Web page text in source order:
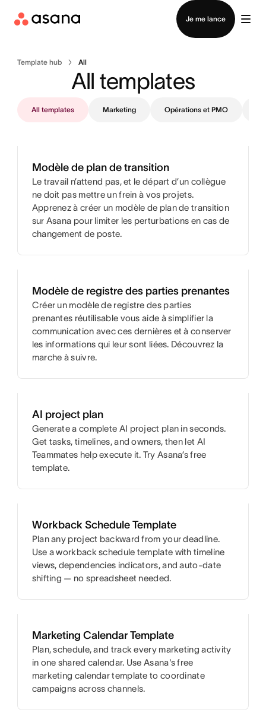
Je me lance
Contacter le service commercial
Template hub All
All templates
All templates Marketing Opérations et PMO
Modèle de plan de transition
Le travail n’attend pas, et le départ d’un collègue
ne doit pas mettre un frein à vos projets.
Apprenez à créer un modèle de plan de transition
sur Asana pour limiter les perturbations en cas de
changement de poste.
Modèle de registre des parties prenantes
Créer un modèle de registre des parties
prenantes réutilisable vous aide à simplifier la
communication avec ces dernières et à conserver
les informations qui leur sont liées. Découvrez la
marche à suivre.
AI project plan
Generate a complete AI project plan in seconds.
Get tasks, timelines, and owners, then let AI
Teammates help execute it. Try Asana’s free
template.
Workback Schedule Template
Plan any project backward from your deadline.
Use a workback schedule template with timeline
views, dependencies indicators, and auto-date
shifting — no spreadsheet needed.
Marketing Calendar Template
Plan, schedule, and track every marketing activity
in one shared calendar. Use Asana's free
marketing calendar template to coordinate
campaigns across channels.